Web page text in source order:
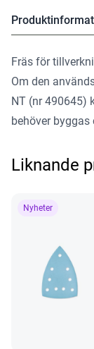
Fräs för
Om den
NT (nr 490645)
behöver byggas
Liknande
Nyheter